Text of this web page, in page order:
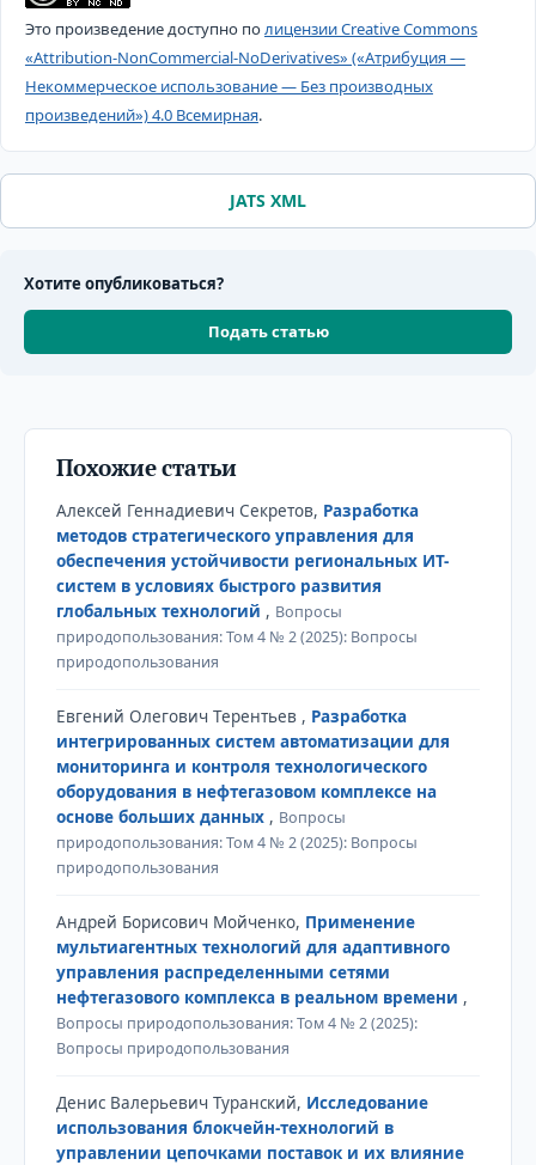
Это произведение доступно полицензии Creative Commons
«Attribution-NonCommercial-NoDerivatives» («Атрибуция —
Некоммерческое использование — Без производных
произведений») 4.0 Всемирная.
JATS XML
Хотите опубликоваться?
Подать статью
Похожие статьи
Алексей Геннадиевич Секретов, Разработка
методов стратегического управления для
обеспечения устойчивости региональных ИТ-
систем в условиях быстрого развития
глобальных технологий , Вопросы
природопользования: Том 4 № 2 (2025): Вопросы
природопользования
Евгений Олегович Терентьев , Разработка
интегрированных систем автоматизации для
мониторинга и контроля технологического
оборудования в нефтегазовом комплексе на
основе больших данных , Вопросы
природопользования: Том 4 № 2 (2025): Вопросы
природопользования
Андрей Борисович Мойченко, Применение
мультиагентных технологий для адаптивного
управления распределенными сетями
нефтегазового комплекса в реальном времени ,
Вопросы природопользования: Том 4 № 2 (2025):
Вопросы природопользования
Денис Валерьевич Туранский, Исследование
использования блокчейн-технологий в
управлении цепочками поставок и их влияние